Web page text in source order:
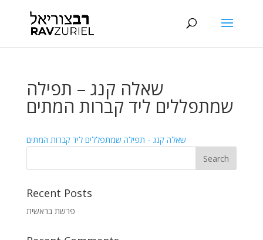
שאלה קנג – תפילה
שמתפללים ליד קברות המתים
שאלה קנג - תפילה שמתפללים ליד קברות המתים
Recent Posts
פרשת בראשית